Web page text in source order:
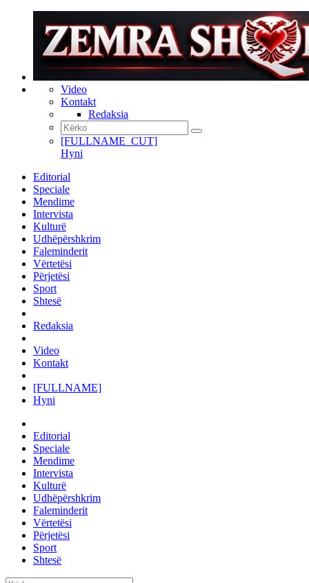
Video
Kontakt
Redaksia
[FULLNAME_CUT]
Hyni
Editorial
Speciale
Mendime
Intervista
Kulturë
Udhëpërshkrim
Faleminderit
Vërtetësi
Përjetësi
Sport
Shtesë
Redaksia
Video
Kontakt
[FULLNAME]
Hyni
Editorial
Speciale
Mendime
Intervista
Kulturë
Udhëpërshkrim
Faleminderit
Vërtetësi
Përjetësi
Sport
Shtesë